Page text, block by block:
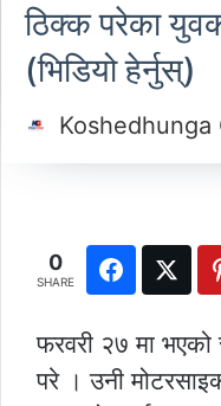
ठिक्क परेका
(भिडियो हेर्नुस्)
Koshedhunga
0
SHARE
फरवरी २७ मा
परे । उनी